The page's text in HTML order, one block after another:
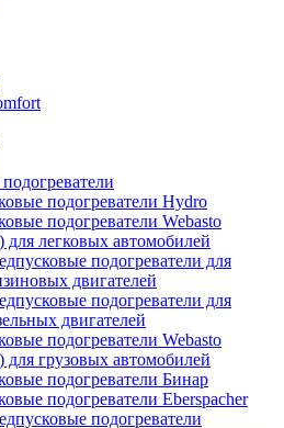
подогреватели Hydro
подогреватели Webasto
для легковых автомобилей
подогреватели для
двигателей
подогреватели для
двигателей
подогреватели Webasto
для грузовых автомобилей
подогреватели Бинар
подогреватели Eberspacher
подогреватели